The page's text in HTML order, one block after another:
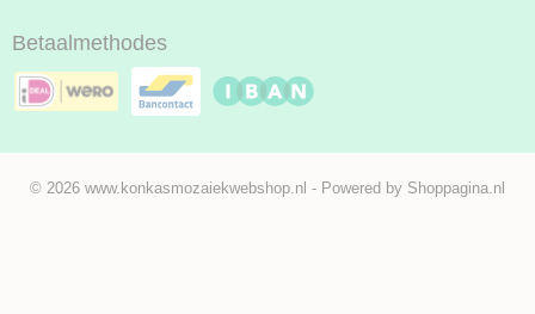
Betaalmethodes
© 2026 www.konkasmozaiekwebshop.nl - Powered by Shoppagina.nl